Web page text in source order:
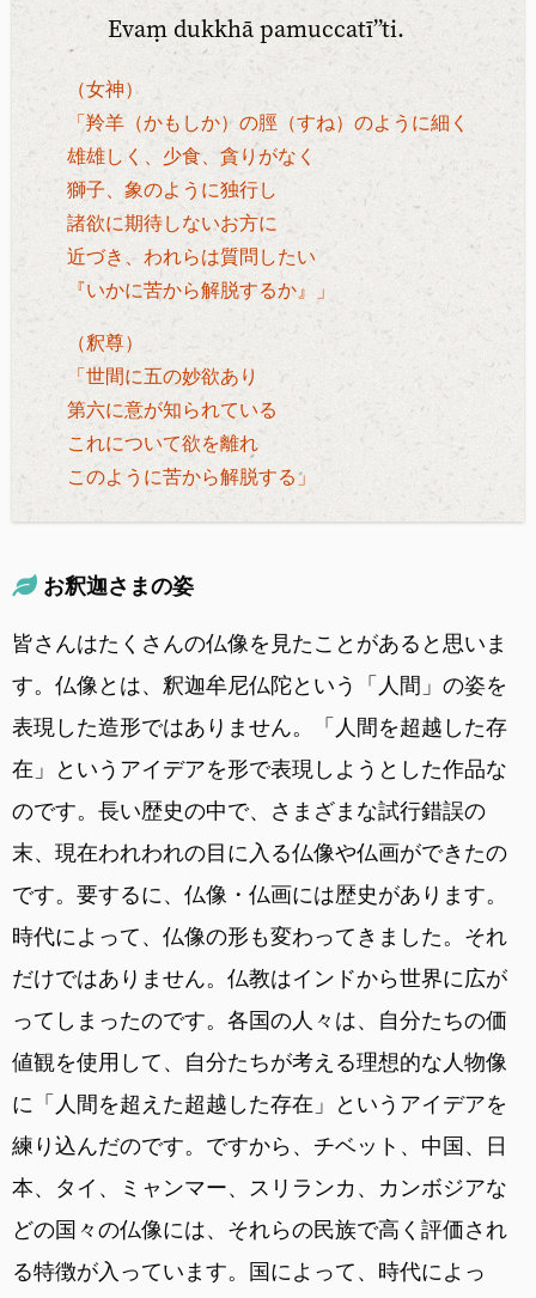
Evaṃ dukkhā pamuccatī”ti.
（女神）
「羚羊（かもしか）の脛（すね）のように細く
雄雄しく、少食、貪りがなく
獅子、象のように独行し
諸欲に期待しないお方に
近づき、われらは質問したい
『いかに苦から解脱するか』」
（釈尊）
「世間に五の妙欲あり
第六に意が知られている
これについて欲を離れ
このように苦から解脱する」
お釈迦さまの姿
皆さんはたくさんの仏像を見たことがあると思いま
す。仏像とは、釈迦牟尼仏陀という「人間」の姿を
表現した造形ではありません。「人間を超越した存
在」というアイデアを形で表現しようとした作品な
のです。長い歴史の中で、さまざまな試行錯誤の
末、現在われわれの目に入る仏像や仏画ができたの
です。要するに、仏像・仏画には歴史があります。
時代によって、仏像の形も変わってきました。それ
だけではありません。仏教はインドから世界に広が
ってしまったのです。各国の人々は、自分たちの価
値観を使用して、自分たちが考える理想的な人物像
に「人間を超えた超越した存在」というアイデアを
練り込んだのです。ですから、チベット、中国、日
本、タイ、ミャンマー、スリランカ、カンボジアな
どの国々の仏像には、それらの民族で高く評価され
る特徴が入っています。国によって、時代によっ